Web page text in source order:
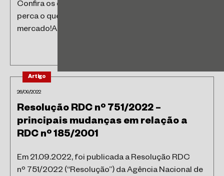
Confira os destaques tributários da semana e não
perca o que está acontecendo no
mercado!Acesse https://lnkd.in/dFJrGkdp
Artigo
26/09/2022
Resolução RDC nº 751/2022 –
principais mudanças em relação a
RDC nº 185/2001
Em 21.09.2022, foi publicada a Resolução RDC
nº 751/2022 (“Resolução”) da Agência Nacional de